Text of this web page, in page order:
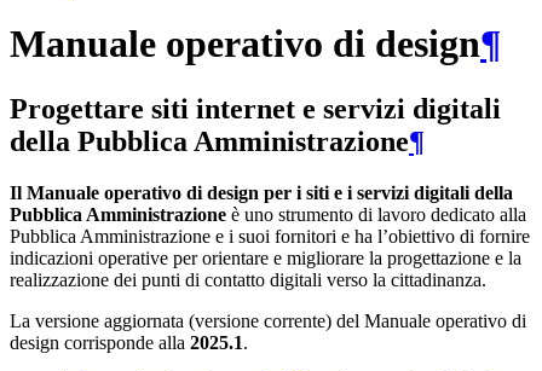
Manuale operativo di design¶
Progettare siti internet e servizi digitali
della Pubblica Amministrazione¶
Il Manuale operativo di design per i siti e i servizi digitali della
Pubblica Amministrazione è uno strumento di lavoro dedicato alla
Pubblica Amministrazione e i suoi fornitori e ha l’obiettivo di fornire
indicazioni operative per orientare e migliorare la progettazione e la
realizzazione dei punti di contatto digitali verso la cittadinanza.
La versione aggiornata (versione corrente) del Manuale operativo di
design corrisponde alla 2025.1.